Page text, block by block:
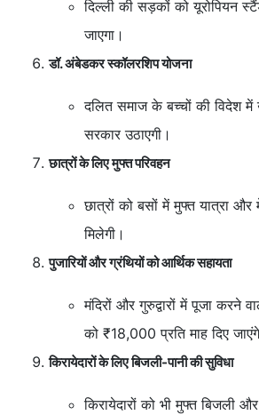
दिल्ली की सड़कों को यूरोपियन
जाएगा।
डॉ. अंबेडकर स्कॉलरशिप योजना
दलित समाज के बच्चों की विदेश में
सरकार उठाएगी।
छात्रों के लिए मुफ्त परिवहन
छात्रों को बसों में मुफ्त यात्रा और
मिलेगी।
पुजारियों और ग्रंथियों को आर्थिक सहायता
मंदिरों और गुरुद्वारों में पूजा करने
को ₹18,000 प्रति माह दिए
किरायेदारों के लिए बिजली-पानी की सुविधा
किरायेदारों को भी मुफ्त बिजली